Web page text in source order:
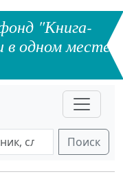
"Книга-
в одном месте
Поиск